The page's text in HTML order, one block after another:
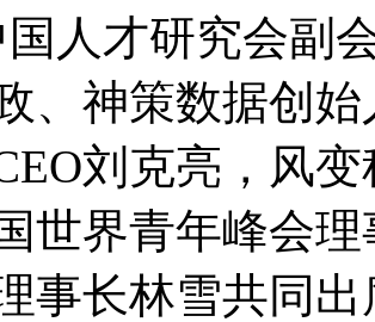
国人才研究会副
、神策数据创
刘克亮，风
世界青年峰会
事长林雪共同